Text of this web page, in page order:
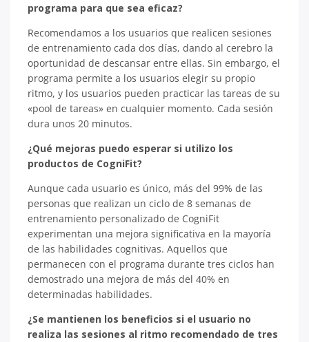
programa para que sea eficaz?
Recomendamos a los usuarios que realicen sesiones
de entrenamiento cada dos días, dando al cerebro la
oportunidad de descansar entre ellas. Sin embargo, el
programa permite a los usuarios elegir su propio
ritmo, y los usuarios pueden practicar las tareas de su
«pool de tareas» en cualquier momento. Cada sesión
dura unos 20 minutos.
¿Qué mejoras puedo esperar si utilizo los
productos de CogniFit?
Aunque cada usuario es único, más del 99% de las
personas que realizan un ciclo de 8 semanas de
entrenamiento personalizado de CogniFit
experimentan una mejora significativa en la mayoría
de las habilidades cognitivas. Aquellos que
permanecen con el programa durante tres ciclos han
demostrado una mejora de más del 40% en
determinadas habilidades.
¿Se mantienen los beneficios si el usuario no
realiza las sesiones al ritmo recomendado de tres